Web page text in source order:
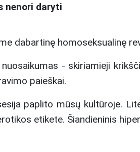
nenori daryti
dabartinę homoseksualinę
- skiriamieji
paieškai.
paplito mūsų kultūroje.
etikete. Šiandieninis